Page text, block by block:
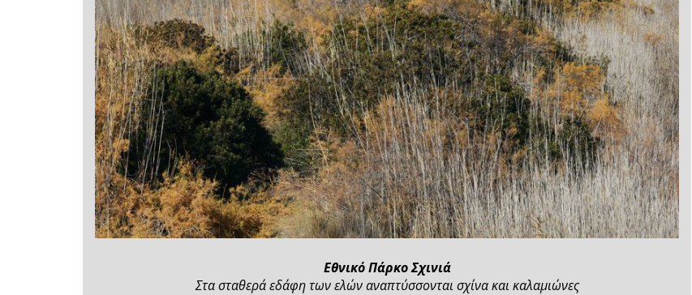
Εθνικό Πάρκο Σχινιά
Στα σταθερά εδάφη των ελών αναπτύσσονται σχίνα και καλαμιώνες